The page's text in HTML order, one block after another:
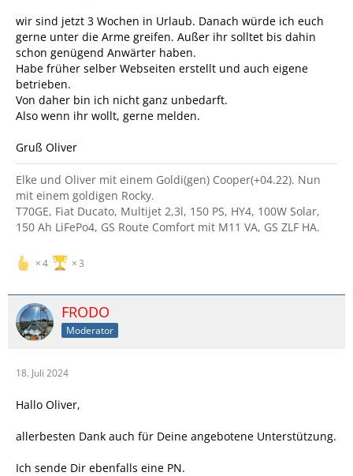
wir sind jetzt 3 Wochen in Urlaub. Danach würde ich euch
gerne unter die Arme greifen. Außer ihr solltet bis dahin
schon genügend Anwärter haben.
Habe früher selber Webseiten erstellt und auch eigene
betrieben.
Von daher bin ich nicht ganz unbedarft.
Also wenn ihr wollt, gerne melden.
Gruß Oliver
Elke und Oliver mit einem Goldi(gen) Cooper(+04.22). Nun
mit einem goldigen Rocky.
T70GE, Fiat Ducato, Multijet 2,3l, 150 PS, HY4, 100W Solar,
150 Ah LiFePo4, GS Route Comfort mit M11 VA, GS ZLF HA.
4 3
FRODO
Moderator
18. Juli 2024
Hallo Oliver,
allerbesten Dank auch für Deine angebotene Unterstützung.
Ich sende Dir ebenfalls eine PN.